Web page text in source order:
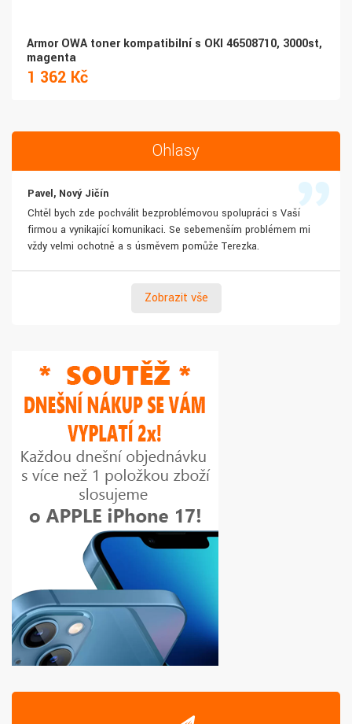
Armor OWA toner kompatibilní s OKI 46508710, 3000st,
magenta
1 362 Kč
Ohlasy
Pavel, Nový Jičín
Chtěl bych zde pochválit bezproblémovou spolupráci s Vaší
firmou a vynikající komunikaci. Se sebemenším problémem mi
vždy velmi ochotně a s úsměvem pomůže Terezka.
Zobrazit vše